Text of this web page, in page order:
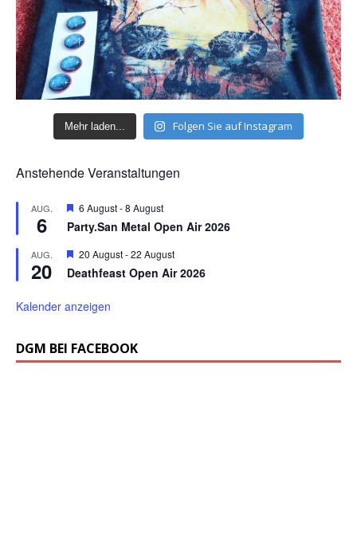
Mehr laden... Folgen Sie auf Instagram
Anstehende Veranstaltungen
AUG.
6
H
r
o
r
h
e
n
6 August-8 August
Party.San Metal Open Air 2026
AUG.
20
H
r
o
e
h
20 August-22 August
Deathfeast Open Air 2026
Kalender anzeigen
DGM BEI FACEBOOK